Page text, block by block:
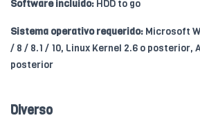
Software incluido: HDD to go
Sistema operativo requerido: Microsoft
/ 8 / 8.1 / 10, Linux Kernel 2.6 o posterior,
posterior
Diverso